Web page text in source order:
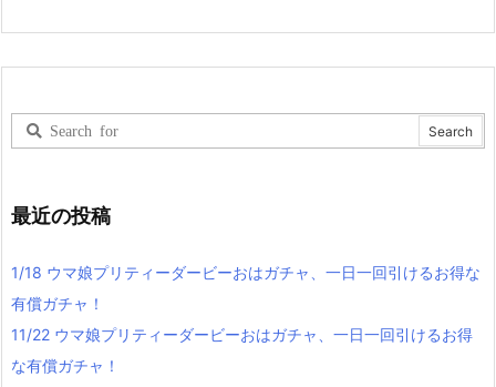
最近の投稿
1/18 ウマ娘プリティーダービーおはガチャ、一日一回引けるお得な
有償ガチャ！
11/22 ウマ娘プリティーダービーおはガチャ、一日一回引けるお得
な有償ガチャ！